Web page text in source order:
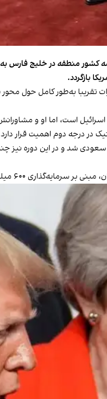
منطقه در خلیج فارس به
بازگردد.
تقریبا به‌طور کامل حول
است، اما او و
در درجه دوم اهمیت قرار
شد و در این دوره
آمریکا ظرف چهار سال آینده است.